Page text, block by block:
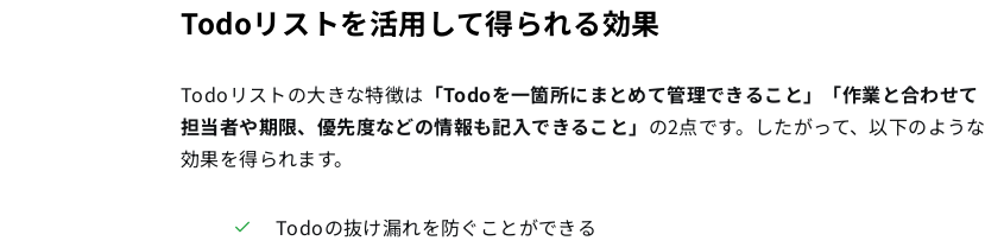
Todoリストを活用して得られる効果
Todoリストの大きな特徴は 「Todoを一箇所にまとめて管理できること」「作業と合わせて
担当者や期限、優先度などの情報も記入できること」 の2点です。したがって、以下のような
効果を得られます。
Todoの抜け漏れを防ぐことができる